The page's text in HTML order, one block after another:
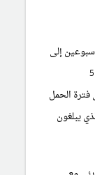
إلى
ثلاثة أسابيع من العمر ويبلغ ذروته ما بين 4 إلى 5
الحمل
يبلغون